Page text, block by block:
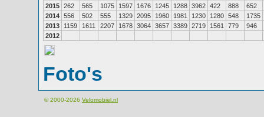
2015 262 565 1075 1597 1676 1245 1288 3962 422 888
652
2014 556 502 555 1329 2095 1960 1981 1230 1280 548
1735
2013
1159 1611 2207 1678 3064 3657 3389 2719 1561 779
946
2012
Foto's
© 2000-2026 Velomobiel.nl